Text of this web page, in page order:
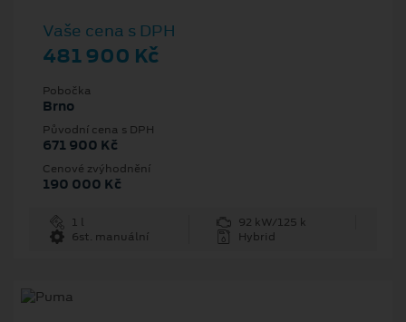
Vaše cena s DPH
481 900 Kč
Pobočka
Brno
Původní cena s DPH
671 900 Kč
Cenové zvýhodnění
190 000 Kč
1 l
92 kW/125 k
6st. manuální
Hybrid